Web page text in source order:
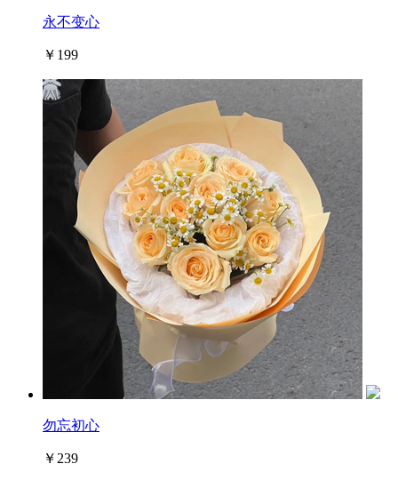
永不变心
￥199
勿忘初心
￥239